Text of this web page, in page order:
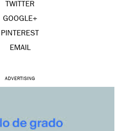
TWITTER
GOOGLE+
PINTEREST
EMAIL
ADVERTISING